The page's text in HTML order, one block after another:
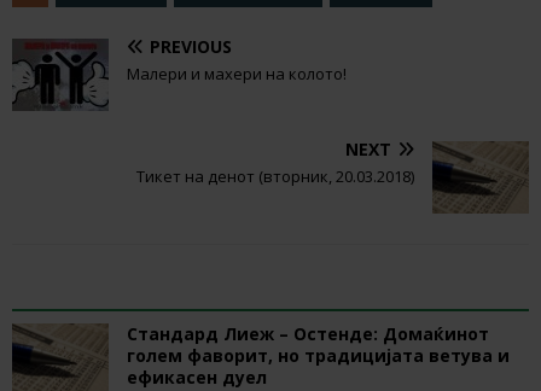
PREVIOUS
Малери и махери на колото!
NEXT
Тикет на денот (вторник, 20.03.2018)
Стандард Лиеж – Остенде: Домаќинот
голем фаворит, но традицијата ветува и
ефикасен дуел